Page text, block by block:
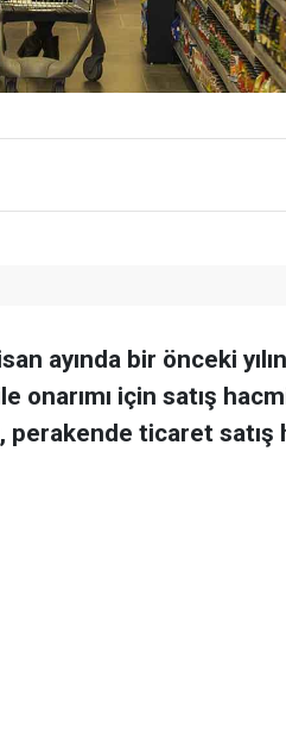
ayında bir önceki
onarımı için satış
perakende ticaret satış